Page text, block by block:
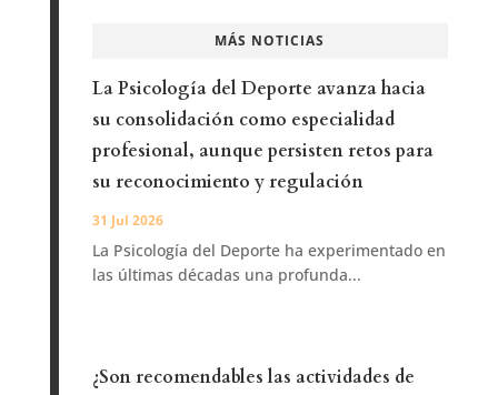
MÁS NOTICIAS
La Psicología del Deporte avanza hacia
su consolidación como especialidad
profesional, aunque persisten retos para
su reconocimiento y regulación
31 Jul 2026
La Psicología del Deporte ha experimentado en
las últimas décadas una profunda...
¿Son recomendables las actividades de